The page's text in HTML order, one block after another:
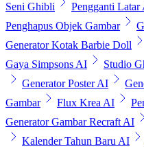
Seni Ghibli
Pengganti Latar
Penghapus Objek Gambar
Generator Kotak Barbie Doll
Gaya Simpsons AI
Studio
Generator Poster AI
Gambar
Flux Krea AI
Generator Gambar Recraft AI
Kalender Tahun Baru AI